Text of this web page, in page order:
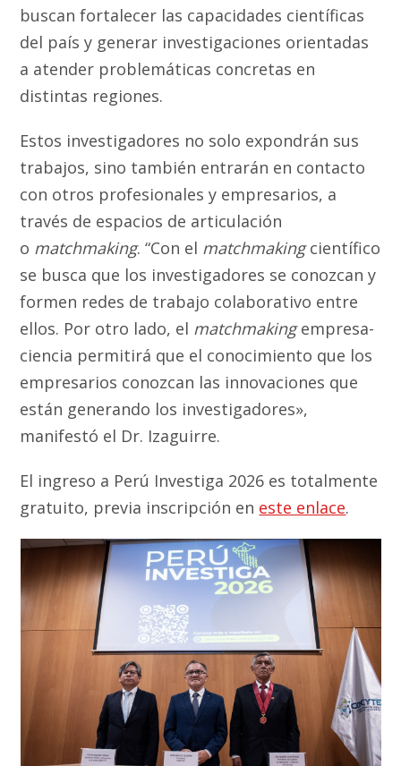
buscan fortalecer las capacidades científicas
del país y generar investigaciones orientadas
a atender problemáticas concretas en
distintas regiones.
Estos investigadores no solo expondrán sus
trabajos, sino también entrarán en contacto
con otros profesionales y empresarios, a
través de espacios de articulación
o matchmaking. “Con el matchmakingcientífico
se busca que los investigadores se conozcan y
formen redes de trabajo colaborativo entre
ellos. Por otro lado, el matchmakingempresa-
ciencia permitirá que el conocimiento que los
empresarios conozcan las innovaciones que
están generando los investigadores»,
manifestó el Dr. Izaguirre.
El ingreso a Perú Investiga 2026 es totalmente
gratuito, previa inscripción en este enlace.